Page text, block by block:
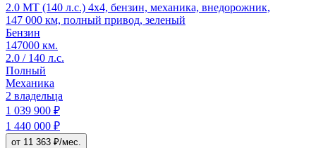
2.0 MT (140 л.с.) 4x4, бензин, механика, внедорожник,
147 000 км, полный привод, зеленый
Бензин
147000 км.
2.0 / 140 л.с.
Полный
Механика
2 владельца
1 039 900 ₽
1 440 000 ₽
от 11 363 ₽/мес.